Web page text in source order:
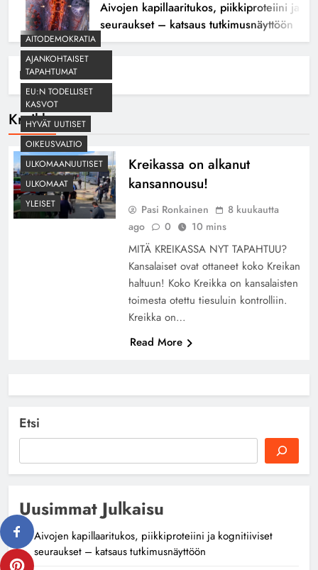
Aivojen kapillaaritukos, piikkiproteiini ja
seuraukset – katsaus tutkimusnäyttöön
Home Kreikka
Kreikka
AITODEMOKRATIA
AJANKOHTAISET
TAPAHTUMAT
EU:N TODELLISET
KASVOT
HYVÄT UUTISET
OIKEUSVALTIO
ULKOMAANUUTISET
ULKOMAAT
YLEISET
Kreikassa on alkanut
kansannousu!
Pasi Ronkainen
8 kuukautta
ago
0 10 mins
MITÄ KREIKASSA NYT TAPAHTUU?
Kansalaiset ovat ottaneet koko Kreikan
haltuun! Koko Kreikka on kansalaisten
toimesta otettu tiesuluin kontrolliin.
Kreikka on…
Read More
Etsi
Uusimmat Julkaisu
Aivojen kapillaaritukos, piikkiproteiini ja kognitiiviset
seuraukset – katsaus tutkimusnäyttöön